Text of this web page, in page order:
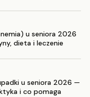
u seniora 2026
dieta i leczenie
u seniora 2026 —
i co pomaga